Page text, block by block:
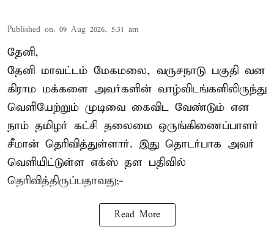
Published on: 09 Aug 2026, 5:31 am
தேனி,
தேனி மாவட்டம் மேகமலை, வருசநாடு பகுதி வன
கிராம மக்களை அவர்களின் வாழ்விடங்களிலிருந்து
வெளியேற்றும் முடிவை கைவிட வேண்டும் என
நாம் தமிழர் கட்சி தலைமை ஒருங்கிணைப்பாளர்
சீமான் தெரிவித்துள்ளார். இது தொடர்பாக அவர்
வெளியிட்டுள்ள எக்ஸ் தள பதிவில்
தெரிவித்திருப்பதாவது;-
Read More